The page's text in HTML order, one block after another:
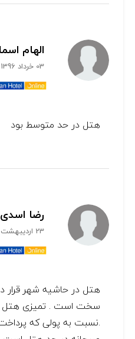
الهام
03 خرداد 1396
هتل در حد متوسط بود
رضا اسدی
23 اردیبهشت 1396
هتل در حاشیه شهر قرار
سخت است . تمیزی
.نسبت به پولی که